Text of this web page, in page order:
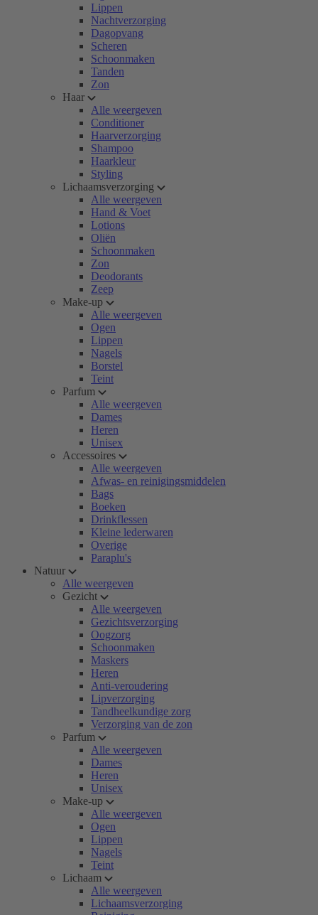
Lippen
Nachtverzorging
Dagopvang
Scheren
Schoonmaken
Tanden
Zon
Haar
Alle weergeven
Conditioner
Haarverzorging
Shampoo
Haarkleur
Styling
Lichaamsverzorging
Alle weergeven
Hand & Voet
Lotions
Oliën
Schoonmaken
Zon
Deodorants
Zeep
Make-up
Alle weergeven
Ogen
Lippen
Nagels
Borstel
Teint
Parfum
Alle weergeven
Dames
Heren
Unisex
Accessoires
Alle weergeven
Afwas- en reinigingsmiddelen
Bags
Boeken
Drinkflessen
Kleine lederwaren
Overige
Paraplu's
Natuur
Alle weergeven
Gezicht
Alle weergeven
Gezichtsverzorging
Oogzorg
Schoonmaken
Maskers
Heren
Anti-veroudering
Lipverzorging
Tandheelkundige zorg
Verzorging van de zon
Parfum
Alle weergeven
Dames
Heren
Unisex
Make-up
Alle weergeven
Ogen
Lippen
Nagels
Teint
Lichaam
Alle weergeven
Lichaamsverzorging